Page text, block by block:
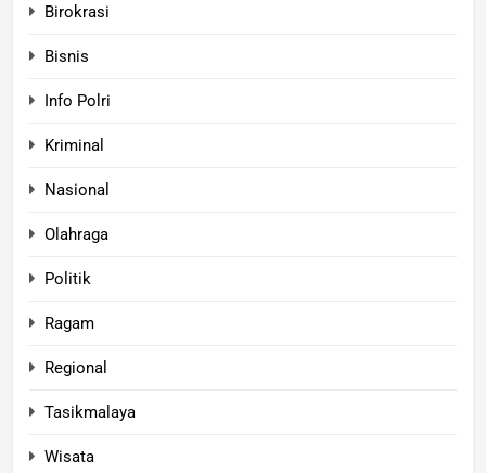
Birokrasi
Bisnis
Info Polri
Kriminal
Nasional
Olahraga
Politik
Ragam
Regional
Tasikmalaya
Wisata